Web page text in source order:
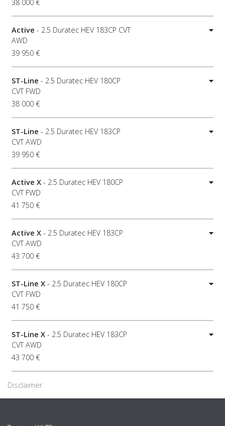
38 000 €
Active - 2.5 Duratec HEV 183CP CVT
AWD
39 950 €
ST-Line - 2.5 Duratec HEV 180CP
CVT FWD
38 000 €
ST-Line - 2.5 Duratec HEV 183CP
CVT AWD
39 950 €
Active X - 2.5 Duratec HEV 180CP
CVT FWD
41 750 €
Active X - 2.5 Duratec HEV 183CP
CVT AWD
43 700 €
ST-Line X - 2.5 Duratec HEV 180CP
CVT FWD
41 750 €
ST-Line X - 2.5 Duratec HEV 183CP
CVT AWD
43 700 €
Disclaimer